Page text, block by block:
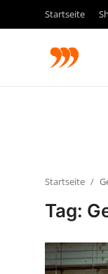
Startseite
Beiträge
Startseite
Tag: